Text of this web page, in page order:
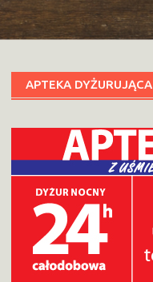
APTEKA DYŻURUJĄCA